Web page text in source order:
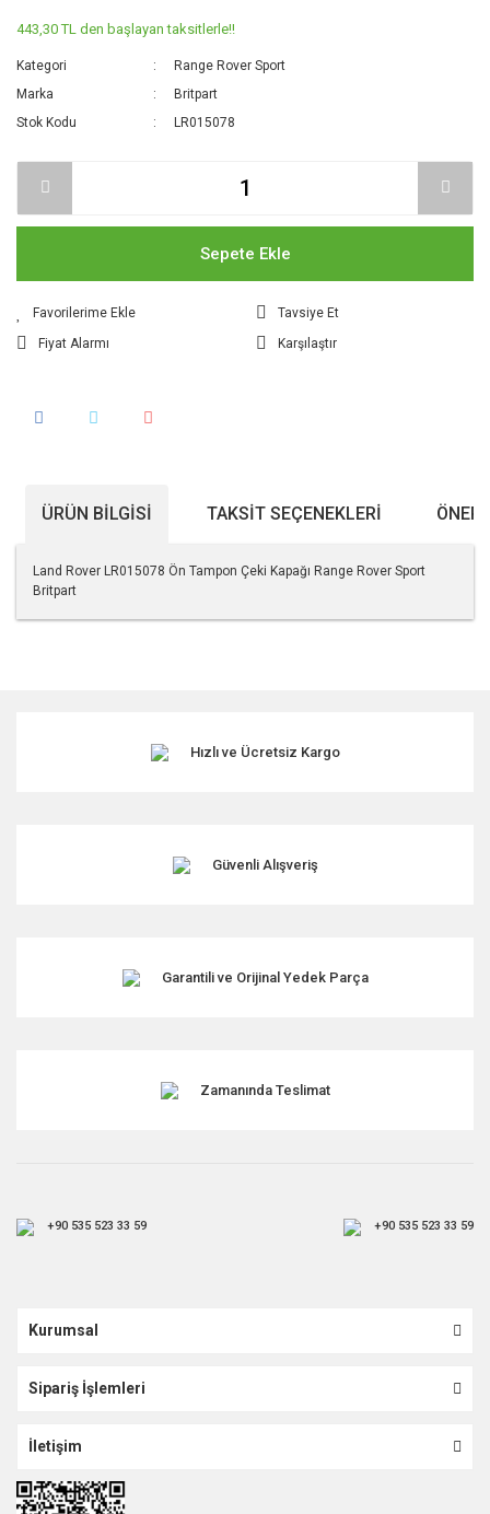
443,30 TL den başlayan taksitlerle!!
Kategori
Range Rover Sport
Marka
Britpart
Stok Kodu
LR015078
Sepete Ekle
Tavsiye Et
Fiyat Alarmı
Karşılaştır
ÜRÜN BILGISI TAKSIT SEÇENEKLERI
Land Rover LR015078 Ön Tampon Çeki Kapağı Range Rover Sport
Britpart
Ürün resmi kalitesiz, bozuk veya görüntülenemiyor.
Ürün fiyatı diğer sitelerden daha pahalı.
Hızlı ve Ücretsiz Kargo
Güvenli Alışveriş
Garantili ve Orijinal Yedek Parça
Zamanında Teslimat
+90 535 523 33 59 +90 535 523 33 59
Kurumsal
Sipariş İşlemleri
İletişim